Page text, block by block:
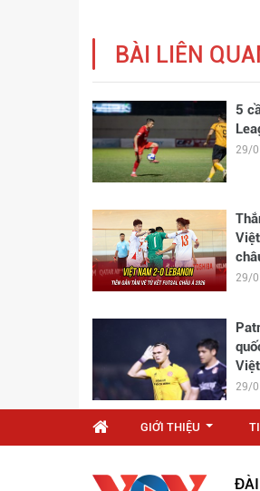
BÀI LIÊN
5
29/
29/
29/
GIỚI THIỆU
ĐÀI